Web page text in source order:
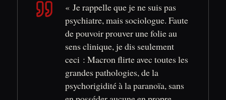
« Je rappelle que je ne suis pas
psychiatre, mais sociologue. Faute
de pouvoir prouver une folie au
sens clinique, je dis seulement
ceci : Macron flirte avec toutes les
grandes pathologies, de la
psychorigidité à la paranoïa, sans